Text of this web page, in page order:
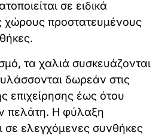
σε ειδικά
προστατευμένους
τα χαλιά συσκευάζονται
δωρεάν στις
επιχείρησης έως ότου
πελάτη. Η φύλαξη
σε ελεγχόμενες συνθήκες